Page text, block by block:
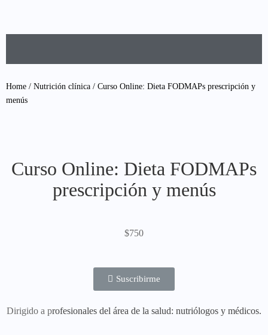
Home / Nutrición clínica / Curso Online: Dieta FODMAPs prescripción y
menús
Curso Online: Dieta FODMAPs
prescripción y menús
$750
Suscribirme
Dirigido a profesionales del área de la salud: nutriólogos y médicos.